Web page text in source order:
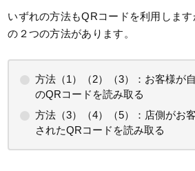
いずれの方法もQRコードを利用しま
の２つの方法があります。
方法（1）（2）（3）：お客様が
のQRコードを読み取る
方法（3）（4）（5）：店側がお
されたQRコードを読み取る